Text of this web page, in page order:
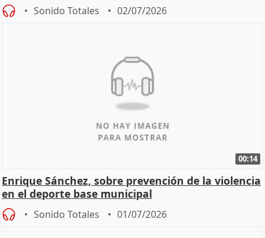
Sonido Totales 02/07/2026
00:14
Enrique Sánchez, sobre prevención de la violencia
en el deporte base municipal
Sonido Totales 01/07/2026